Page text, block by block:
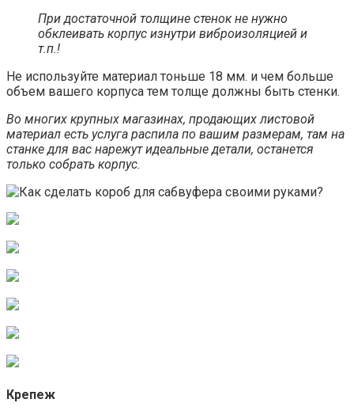
При достаточной толщине стенок не нужно
обклеивать корпус изнутри виброизоляцией и
т.п.!
Не используйте материал тоньше 18 мм. и чем больше
объем вашего корпуса тем толще должны быть стенки.
Во многих крупных магазинах, продающих листовой
материал есть услуга распила по вашим размерам, там на
станке для вас нарежут идеальные детали, останется
только собрать корпус.
Крепеж